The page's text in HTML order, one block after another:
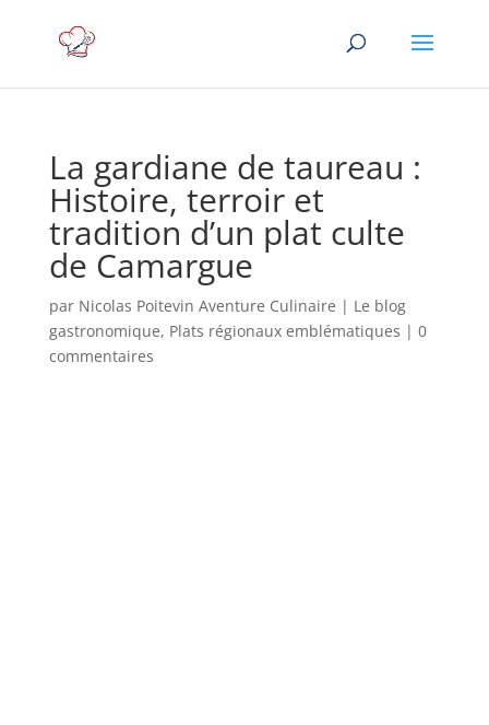
La gardiane de taureau :
Histoire, terroir et
tradition d’un plat culte
de Camargue
par Nicolas Poitevin Aventure Culinaire | Le blog
gastronomique, Plats régionaux emblématiques | 0
commentaires